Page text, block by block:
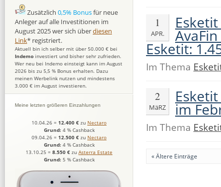
1
APR.
Esketit:
Im Thema
2
MäRZ im
Im Thema
« Ältere Einträge
Zusätzlich 0,5% Bonusfür neue
Anleger auf alle Investitionen im
August 2025 wer sich überdiesen
Link* registriert.
Aktuell bin ich selber mit über 50.000 € bei
Indemo investiert und bisher sehr zufrieden.
Wer neu bei Indemo einsteigt kann im August
2026 bis zu 5,5 % Bonus erhalten. Dazu
meinen Werbelink nutzen und mindestens
3.000 € im August investieren.
Meine letzten größeren Einzahlungen
10.04.26 = 12.400 € zu Nectaro
Grund: 4 % Cashback
09.04.26 = 12.500 € zu Nectaro
Grund: 4 % Cashback
13.10.25 = 8.550 € zu Asterra Estate
Grund: 5 % Cashback